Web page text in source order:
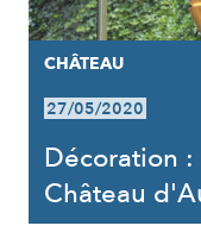
CHÂTEAU
27/05/2020
Décoration
Château